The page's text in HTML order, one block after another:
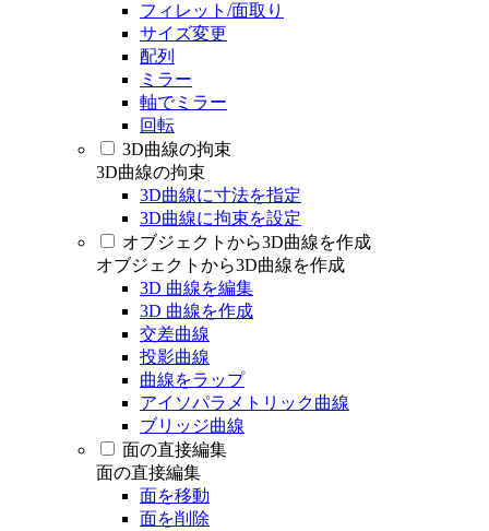
フィレット/面取り
サイズ変更
配列
ミラー
軸でミラー
回転
3D曲線の拘束
3D曲線の拘束
3D曲線に寸法を指定
3D曲線に拘束を設定
オブジェクトから3D曲線を作成
オブジェクトから3D曲線を作成
3D 曲線を編集
3D 曲線を作成
交差曲線
投影曲線
曲線をラップ
アイソパラメトリック曲線
ブリッジ曲線
面の直接編集
面の直接編集
面を移動
面を削除